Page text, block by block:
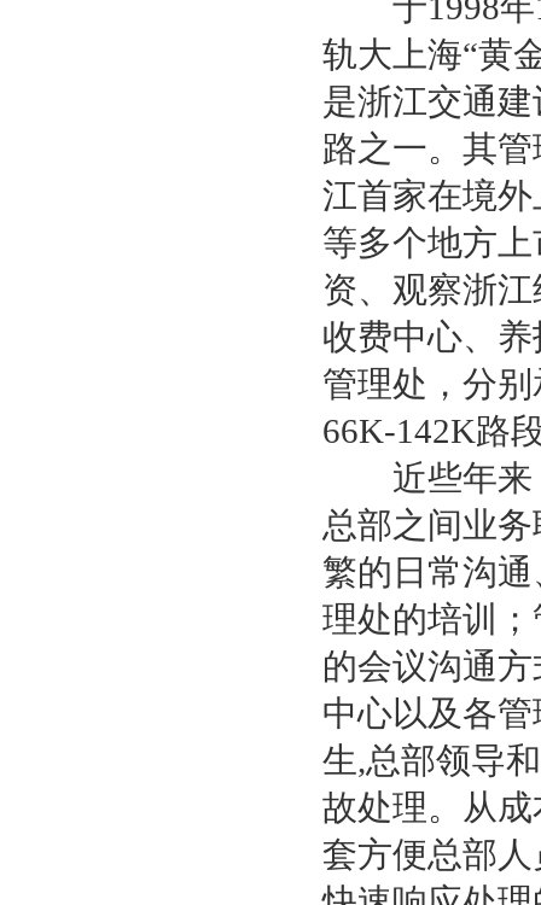
于1998年
轨大上海“黄
是浙江交通
路之一。其
江首家在境
等多个地方
资、观察浙
收费中心、
管理处，分
66K-142K路
近些年来，
总部之间业
繁的日常沟
理处的培训
的会议沟通
中心以及各
生,总部领导
故处理。从
套方便总部